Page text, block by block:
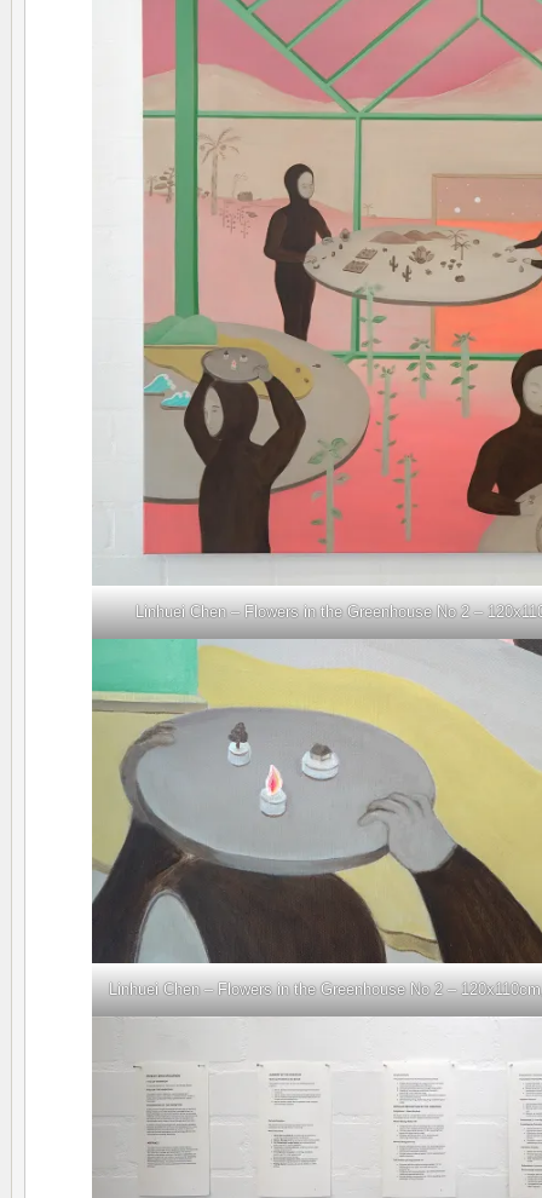
Linhuei Chen – Flowers in the Greenhouse No 2 –
Linhuei Chen – Flowers in the Greenhouse No 2 –